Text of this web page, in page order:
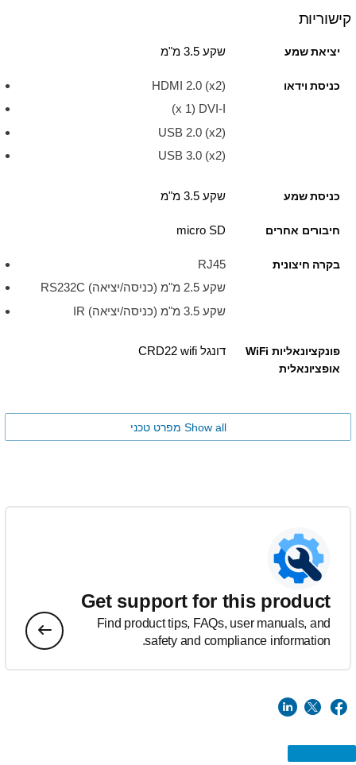
קישוריות
יציאת שמע שקע 3.5 מ"מ
כניסת וידאו
HDMI 2.0 (x2)
USB 2.0 (x2)
USB 3.0 (x2)
כניסת שמע שקע 3.5 מ"מ
חיבורים אחרים micro SD
בקרה חיצונית
RJ45
שקע 2.5 מ"מ (כניסה/יציאה) RS232C
שקע 3.5 מ"מ (כניסה/יציאה) IR
פונקציונאליות WiFi
אופציונאלית
דונגל CRD22 wifi
Show all מפרט טכני
Get support for this product
Find product tips, FAQs, user manuals, and
safety and compliance information.